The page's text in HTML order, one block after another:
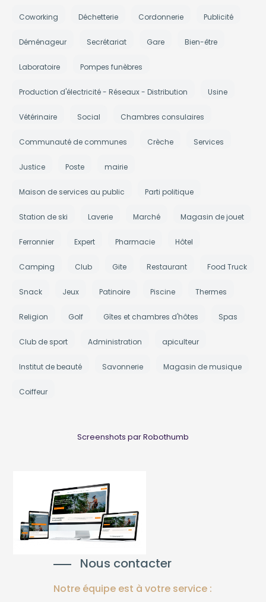
Coworking Déchetterie Cordonnerie Publicité
Déménageur Secrétariat Gare Bien-être
Laboratoire Pompes funèbres
Production d'électricité - Réseaux - Distribution Usine
Vétérinaire Social Chambres consulaires
Communauté de communes Crèche Services
Justice Poste mairie
Maison de services au public Parti politique
Station de ski Laverie Marché Magasin de jouet
Ferronnier Expert Pharmacie Hôtel
Camping Club Gite Restaurant Food Truck
Snack Jeux Patinoire Piscine Thermes
Religion Golf Gîtes et chambres d'hôtes Spas
Club de sport Administration apiculteur
Institut de beauté Savonnerie Magasin de musique
Coiffeur
Screenshots par Robothumb
Nous contacter
Notre équipe est à votre service :